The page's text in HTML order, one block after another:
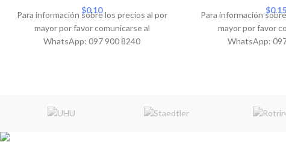
$0.10
Para información sobre los precios al por
mayor por favor comunicarse al
WhatsApp: 097 900 8240
$0.15
Para información
mayor por favor
WhatsApp: